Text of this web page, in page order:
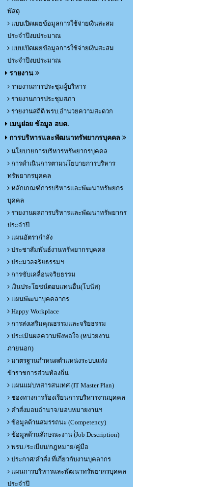
พัสดุ
แบบเปิดเผยข้อมูลการใช้จ่ายเงินสะสม
ประจำปีงบประมาณ
แบบเปิดเผยข้อมูลการใช้จ่ายเงินสะสม
ประจำปีงบประมาณ
รายงาน
รายงานการประชุมผู้บริหาร
รายงานการประชุมสภา
รายงานสถิติ พรบ.อำนวยความสะดวก
เมนูย่อย ข้อมูล อบต.
การบริหารและพัฒนาทรัพยากรบุคคล
นโยบายการบริหารทรัพยากรบุคคล
การดำเนินการตามนโยบายการบริหาร
ทรัพยากรบุคคล
หลักเกณฑ์การบริหารและพัฒนาทรัพยกร
บุคคล
รายงานผลการบริหารและพัฒนาทรัพยากร
ประจำปี
แผนอัตรากำลัง
ประชาสัมพันธ์งานทรัพยากรบุคคล
ประมวลจริยธรรมฯ
การขับเคลื่อนจริยธรรม
เงินประโยชน์ตอบแทนอื่น(โบนัส)
แผนพัฒนาบุคคลากร
Happy Workplace
การส่งเสริมคุณธรรมและจริยธรรม
ประเมินผลความพึงพอใจ (หน่วยงาน
ภายนอก)
มาตรฐานกำหนดตำแหน่งระบบแท่ง
ข้าราชการส่วนท้องถิ่น
แผนแม่บทสารสนเทศ (IT Master Plan)
ช่องทางการร้องเรียนการบริหารงานบุคคล
คำสั่งมอบอำนาจ/มอบหมายงานฯ
ข้อมูลด้านสมรรถนะ (Competency)
ข้อมูลด้านลักษณะงาน (๋Job Description)
พรบ./ระเบียบ/กฎหมาย/คู่มือ
ประกาศ/คำสั่ง ที่เกี่ยวกับงานบุคลากร
แผนการบริหารและพัฒนาทรัพยากรบุคคล
ประจำปี